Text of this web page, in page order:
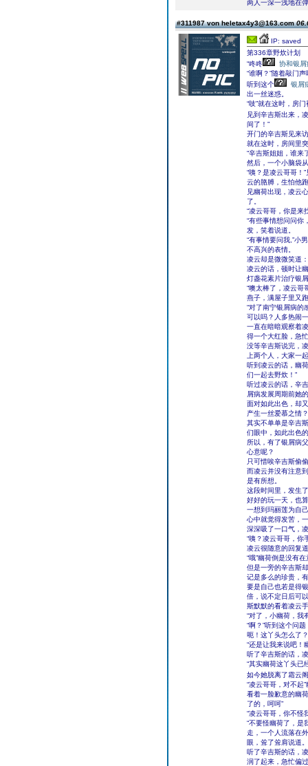
两人一深一浅地在
#311987 von heletax4y3@163.com
IP: saved
第336章野炊计划
“咚咚
协和银屑
“谁啊？”随着敲门
听到这个
银屑
出一丝迷惑。
“吱”就在这时，房
见到辛吉斯出来，
间了！”
开门的辛吉斯见来
就在这时，房间里
“辛吉斯姐姐，谁来
然后，一个小脑袋
“咦？是凌云哥哥！
云的胳膊，生怕他
见幽荷出现，凌云
了。
“凌云哥哥，你是来
“有些事情想问问你
发，笑着说道。
“有事情要问我,”小
不高兴的表情。
凌云却是微微笑道
凌云的话，顿时让
灯盏花素片治疗银
“噢太棒了，凌云哥
燕子，满屋子里又
“对了南宁银屑病的
可以吗？人多热闹
一直在暗暗观察着
得一个大红脸，急
没等辛吉斯说完，
上两个人，大家一
听到凌云的话，幽
们一起去野炊！”
听过凌云的话，辛
屑病发展周期前她
面对如此出色，却
产生一丝爱慕之情？
其实不单单是辛吉
们眼中，如此出色
所以，有了银屑病
心意呢？
只可惜唉辛吉斯偷
而凌云并没有注意
是有所想。
这段时间里，发生
好好的玩一天，也
一想到玛丽莲为自
心中就觉得发苦，
深深吸了一口气，
“咦？凌云哥哥，你
凌云很随意的回复
“哦”幽荷倒是没有
但是一旁的辛吉斯
记是多么的珍贵，
要是自己也若是得
倍，说不定日后可
斯默默的看着凌云
“对了，小幽荷，我
“啊？”听到这个问
呃！这丫头怎么了
“还是让我来说吧！
听了辛吉斯的话，
“其实幽荷这丫头已
如今她脱离了霜云
“凌云哥哥，对不起
看着一脸歉意的幽
了的，呵呵”
“凌云哥哥，你不怪
“不要怪幽荷了，是
走，一个人流落在
眼，耸了耸肩说道。
听了辛吉斯的话，
润了起来，急忙偏